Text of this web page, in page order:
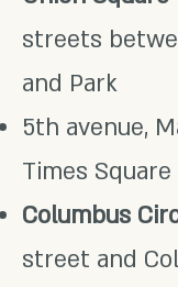
streets
and Park
5th avenue,
Times Square
Columbus
street and